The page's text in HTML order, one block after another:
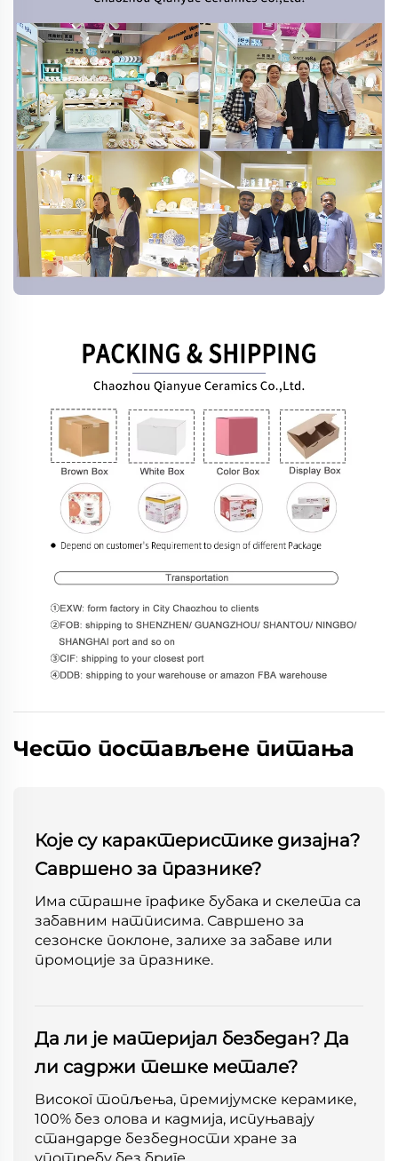
Често постављене питања
Које су карактеристике дизајна?
Савршено за празнике?
Има страшне графике бубака и скелета са
забавним натписима. Савршено за
сезонске поклоне, залихе за забаве или
промоције за празнике.
Да ли је материјал безбедан? Да
ли садржи тешке метале?
Високог топљења, премијумске керамике,
100% без олова и кадмија, испуњавају
стандарде безбедности хране за